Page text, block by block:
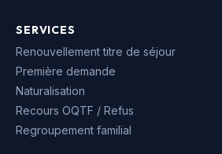
SERVICES
Renouvellement titre de séjour
Première demande
Naturalisation
Recours OQTF / Refus
Regroupement familial